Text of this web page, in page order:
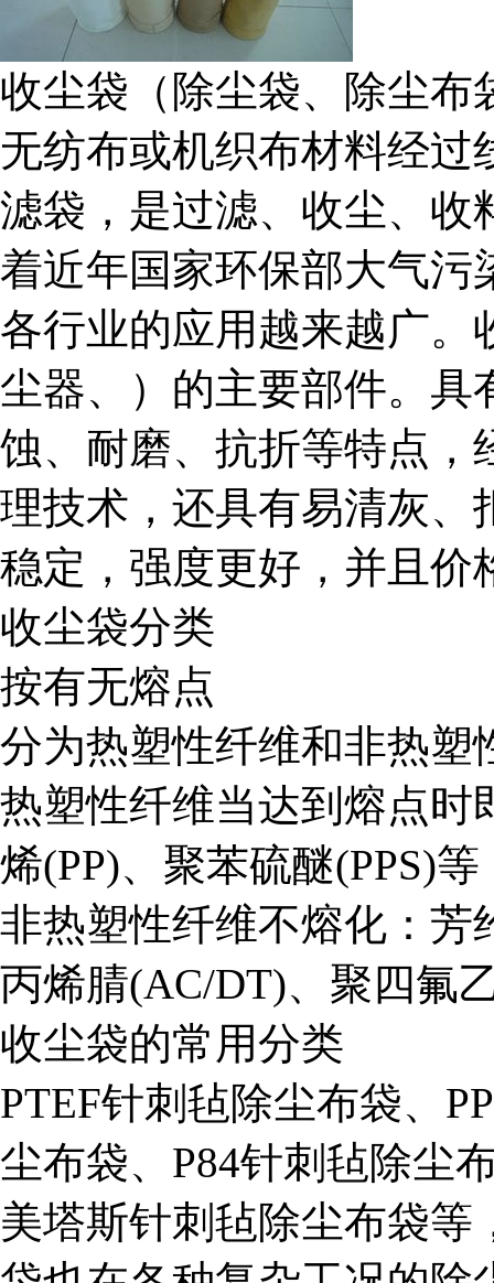
收尘袋（除尘袋、除尘布
无纺布或机织布材料经
滤袋，是过滤、收尘、收
着近年国家环保部大气污
各行业的应用越来越广。
尘器、）的主要部件。具
蚀、耐磨、抗折等特点，
理技术，还具有易清灰、
稳定，强度更好，并且价
收尘袋分类
按有无熔点
分为热塑性纤维和非热塑
热塑性纤维当达到熔点时
烯(PP)、聚苯硫醚(PPS)等
非热塑性纤维不熔化：芳
丙烯腈(AC/DT)、聚四氟
收尘袋的常用分类
PTEF针刺毡除尘布袋、
尘布袋、P84针刺毡除尘
美塔斯针刺毡除尘布袋